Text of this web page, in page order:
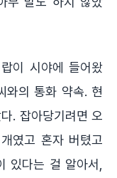
이 시야에 들어왔
와의 통화 약속. 현
. 잡아당기려면 오
였고 혼자 버텼고
있다는 걸 알아서,